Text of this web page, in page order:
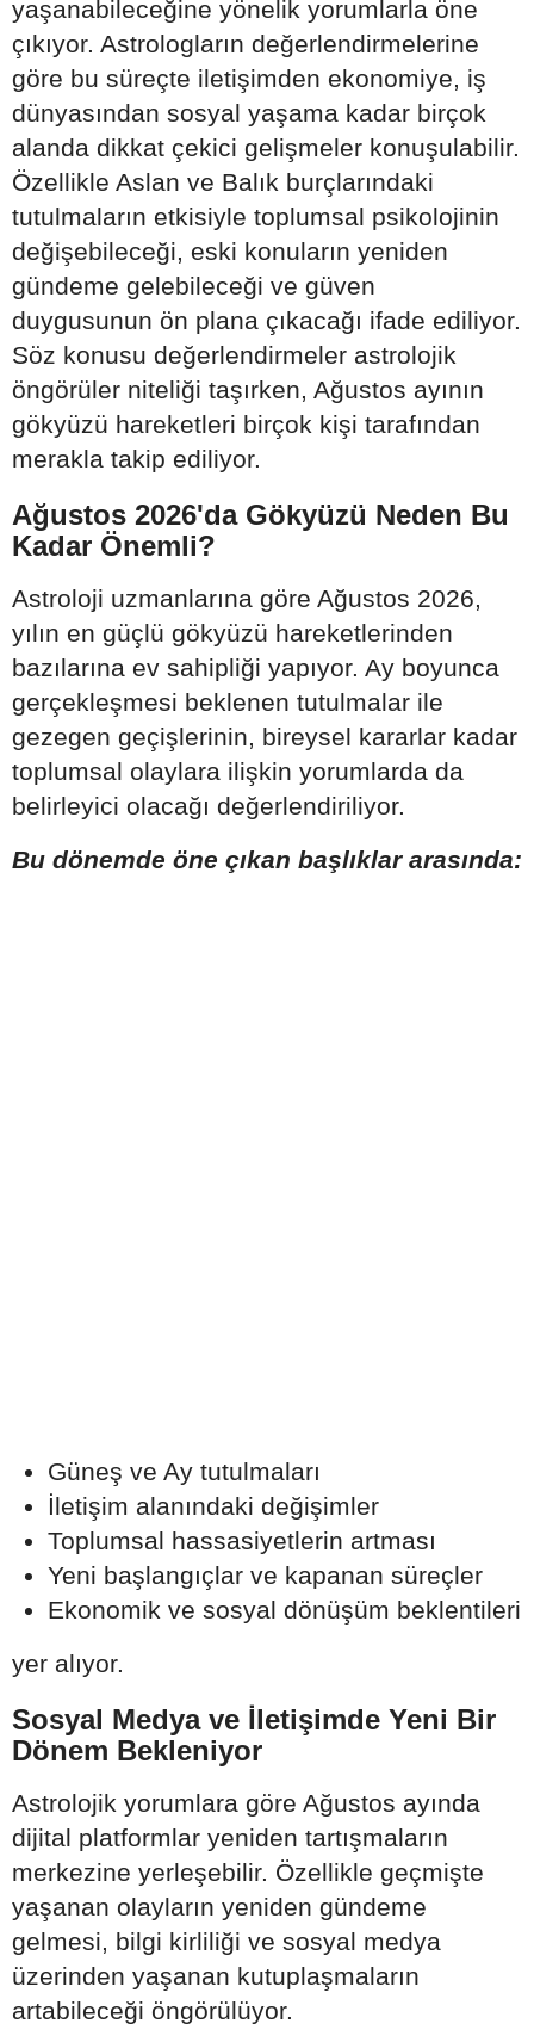
yaşanabileceğine yönelik yorumlarla öne
çıkıyor. Astrologların değerlendirmelerine
göre bu süreçte iletişimden ekonomiye, iş
dünyasından sosyal yaşama kadar birçok
alanda dikkat çekici gelişmeler konuşulabilir.
Özellikle Aslan ve Balık burçlarındaki
tutulmaların etkisiyle toplumsal psikolojinin
değişebileceği, eski konuların yeniden
gündeme gelebileceği ve güven
duygusunun ön plana çıkacağı ifade ediliyor.
Söz konusu değerlendirmeler astrolojik
öngörüler niteliği taşırken, Ağustos ayının
gökyüzü hareketleri birçok kişi tarafından
merakla takip ediliyor.
Ağustos 2026'da Gökyüzü Neden Bu
Kadar Önemli?
Astroloji uzmanlarına göre Ağustos 2026,
yılın en güçlü gökyüzü hareketlerinden
bazılarına ev sahipliği yapıyor. Ay boyunca
gerçekleşmesi beklenen tutulmalar ile
gezegen geçişlerinin, bireysel kararlar kadar
toplumsal olaylara ilişkin yorumlarda da
belirleyici olacağı değerlendiriliyor.
Bu dönemde öne çıkan başlıklar arasında:
Güneş ve Ay tutulmaları
İletişim alanındaki değişimler
Toplumsal hassasiyetlerin artması
Yeni başlangıçlar ve kapanan süreçler
Ekonomik ve sosyal dönüşüm beklentileri
yer alıyor.
Sosyal Medya ve İletişimde Yeni Bir
Dönem Bekleniyor
Astrolojik yorumlara göre Ağustos ayında
dijital platformlar yeniden tartışmaların
merkezine yerleşebilir. Özellikle geçmişte
yaşanan olayların yeniden gündeme
gelmesi, bilgi kirliliği ve sosyal medya
üzerinden yaşanan kutuplaşmaların
artabileceği öngörülüyor.